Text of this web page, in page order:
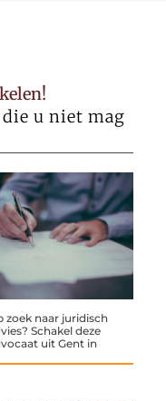
die u niet mag
zoek naar juridisch
Schakel deze
uit Gent in